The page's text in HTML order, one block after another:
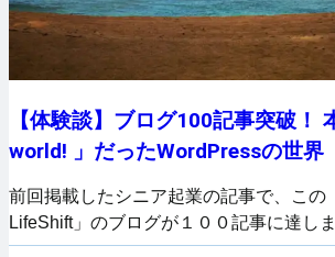
【体験談】ブログ100記事突破！
world! 」だったWordPressの世界
前回掲載したシニア起業の記事で、この
LifeShift」のブログが１００記事に達し